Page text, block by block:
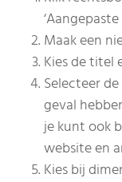
Maak een
Kies de titel
Selecteer
geval
je kunt ook
website en
Kies bij